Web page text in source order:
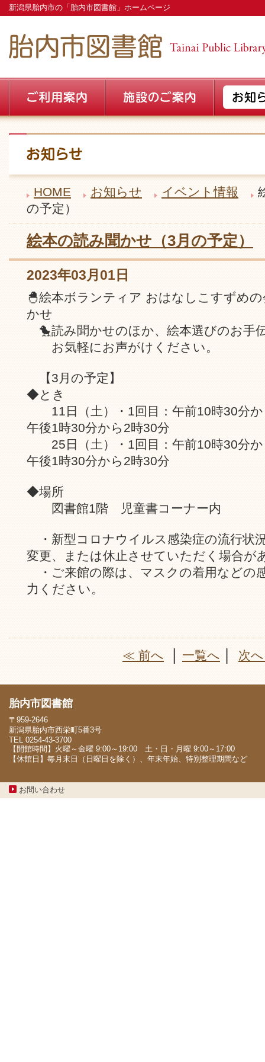
新潟県胎内市の「胎内市図書館」ホームページ
HOME お知らせ イベント情報
の予定）
絵本の読み聞かせ（3月の予定）
2023年03月01日
🐣絵本ボランティア おはなしこすずめ
かせ
🐤読み聞かせのほか、絵本選びのお手
お気軽にお声がけください。
【3月の予定】
◆とき
11日（土）・1回目：午前10時30分か
午後1時30分から2時30分
25日（土）・1回目：午前10時30分か
午後1時30分から2時30分
◆場所
図書館1階 児童書コーナー内
・新型コロナウイルス感染症の流行状
変更、または休止させていただく場合が
・ご来館の際は、マスクの着用などの
力ください。
≪ 前へ 一覧へ 次
胎内市図書館
〒959-2646
新潟県胎内市西栄町5番3号
TEL 0254-43-3700
【開館時間】火曜～金曜 9:00～19:00 土・日・月曜 9:00～17:00
【休館日】毎月末日（日曜日を除く）、年末年始、特別整理期間など
お問い合わせ